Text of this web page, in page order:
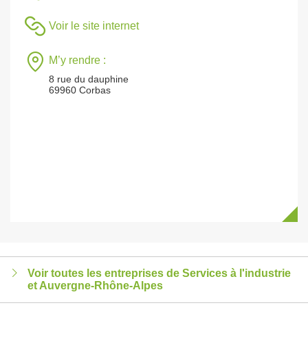
Voir le site internet
M’y rendre :
8 rue du dauphine
69960 Corbas
Voir toutes les entreprises de Services à l'industrie
et Auvergne-Rhône-Alpes